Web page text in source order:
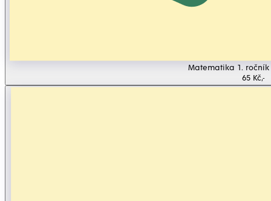
Matematika 1. ročník
65 Kč,-